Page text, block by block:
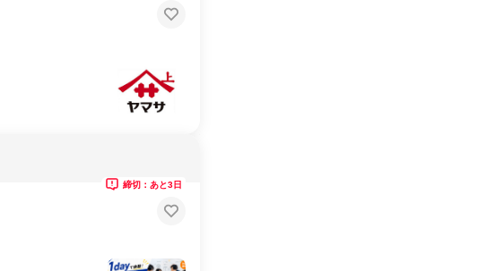
締切：あと3日